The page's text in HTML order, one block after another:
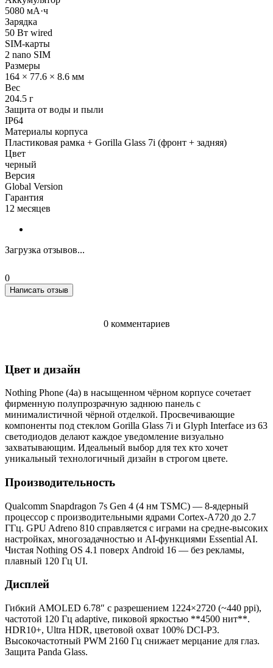
5080 мА·ч
Зарядка
50 Вт wired
SIM-карты
2 nano SIM
Размеры
164 × 77.6 × 8.6 мм
Вес
204.5 г
Защита от воды и пыли
IP64
Материалы корпуса
Пластиковая рамка + Gorilla Glass 7i (фронт + задняя)
Цвет
черный
Версия
Global Version
Гарантия
12 месяцев
Загрузка отзывов...
0
Написать отзыв
0 комментариев
Цвет и дизайн
Nothing Phone (4a) в насыщенном чёрном корпусе сочетает
фирменную полупрозрачную заднюю панель с
минималистичной чёрной отделкой. Просвечивающие
компоненты под стеклом Gorilla Glass 7i и Glyph Interface из 63
светодиодов делают каждое уведомление визуально
захватывающим. Идеальный выбор для тех кто хочет
уникальный технологичный дизайн в строгом цвете.
Производительность
Qualcomm Snapdragon 7s Gen 4 (4 нм TSMC) — 8-ядерный
процессор с производительными ядрами Cortex-A720 до 2.7
ГГц. GPU Adreno 810 справляется с играми на средне-высоких
настройках, многозадачностью и AI-функциями Essential AI.
Чистая Nothing OS 4.1 поверх Android 16 — без рекламы,
плавный 120 Гц UI.
Дисплей
Гибкий AMOLED 6.78″ с разрешением 1224×2720 (~440 ppi),
частотой 120 Гц adaptive, пиковой яркостью **4500 нит**.
HDR10+, Ultra HDR, цветовой охват 100% DCI-P3.
Высокочастотный PWM 2160 Гц снижает мерцание для глаз.
Защита Panda Glass.